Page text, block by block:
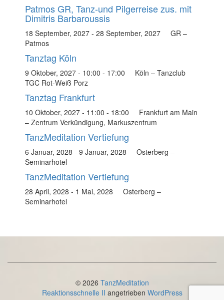
Patmos GR, Tanz-und Pilgerreise zus. mit
Dimitris Barbaroussis
18 September, 2027 - 28 September, 2027
GR –
Patmos
Tanztag Köln
9 Oktober, 2027 - 10:00 - 17:00
Köln – Tanzclub
TGC Rot-Weiß Porz
Tanztag Frankfurt
10 Oktober, 2027 - 11:00 - 18:00
Frankfurt am Main
– Zentrum Verkündigung, Markuszentrum
TanzMeditation Vertiefung
6 Januar, 2028 - 9 Januar, 2028
Osterberg –
Seminarhotel
TanzMeditation Vertiefung
28 April, 2028 - 1 Mai, 2028
Osterberg –
Seminarhotel
© 2026 TanzMeditation
Reaktionsschnelle II angetrieben WordPress